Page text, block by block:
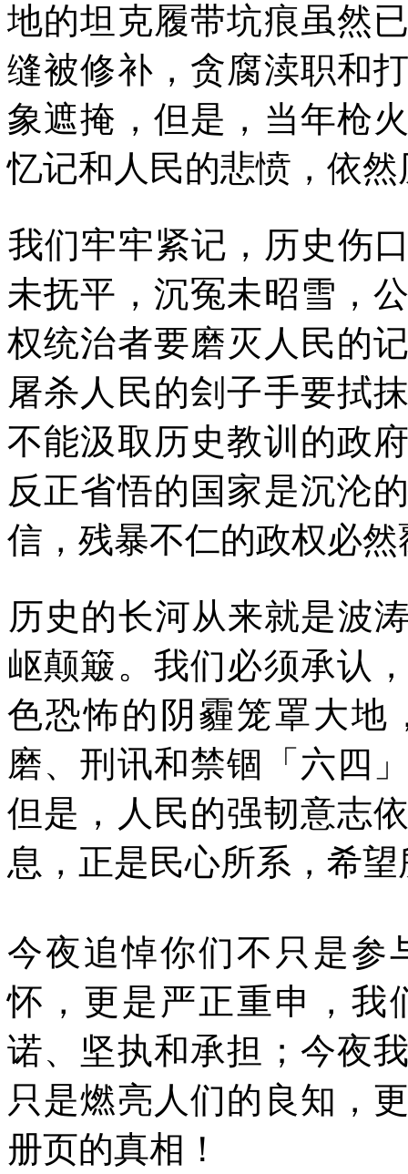
地的坦克履带坑痕虽然
缝被修补，贪腐渎职和
象遮掩，但是，当年枪
忆记和人民的悲愤，依
我们牢牢紧记，历史伤
未抚平，沉冤未昭雪，
权统治者要磨灭人民的
屠杀人民的刽子手要拭
不能汲取历史教训的政
反正省悟的国家是沉沦
信，残暴不仁的政权必
历史的长河从来就是波
岖颠簸。我们必须承认
色恐怖的阴霾笼罩大地
磨、刑讯和禁锢「六四
但是，人民的强韧意志
息，正是民心所系，希望
今夜追悼你们不只是参
怀，更是严正重申，我
诺、坚执和承担；今夜
只是燃亮人们的良知，
册页的真相！